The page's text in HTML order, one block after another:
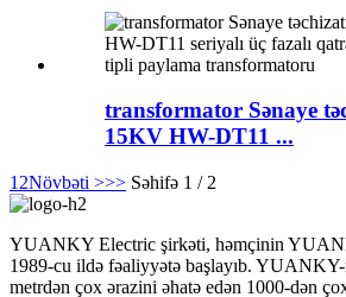
transformator Sənaye
15KV HW-DT11 ...
1 2Növbəti >>> Səhifə 1 / 2
YUANKY Electric şirkəti, həmçinin
1989-cu ildə fəaliyyətə başlayıb.
metrdən çox ərazini əhatə edən 1000-dən